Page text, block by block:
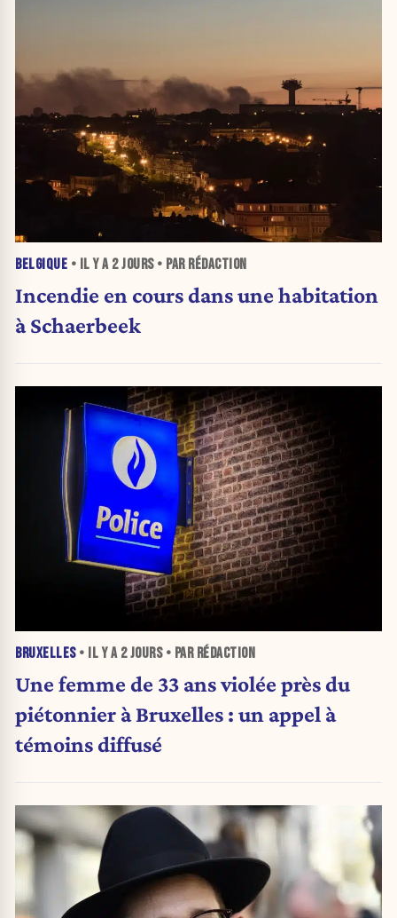
BELGIQUE • IL Y A 2 JOURS• PAR RÉDACTION
Incendie en cours dans une habitation
à Schaerbeek
BRUXELLES• IL Y A 2 JOURS• PAR RÉDACTION
Une femme de 33 ans violée près du
piétonnier à Bruxelles : un appel à
témoins diffusé